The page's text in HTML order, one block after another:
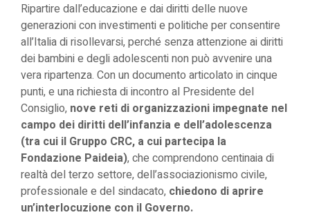
Ripartire dall’educazione e dai diritti delle nuove
generazioni con investimenti e politiche per consentire
all’Italia di risollevarsi, perché senza attenzione ai diritti
dei bambini e degli adolescenti non può avvenire una
vera ripartenza. Con un documento articolato in cinque
punti, e una richiesta di incontro al Presidente del
Consiglio, nove reti di organizzazioni impegnate nel
campo dei diritti dell’infanzia e dell’adolescenza
(tra cui il Gruppo CRC, a cui partecipa la
Fondazione Paideia), che comprendono centinaia di
realtà del terzo settore, dell’associazionismo civile,
professionale e del sindacato, chiedono di aprire
un’interlocuzione con il Governo.